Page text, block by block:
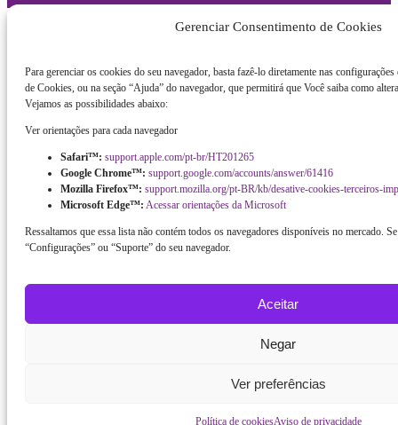
Gerenciar Consentimento de Cookies
Para gerenciar os cookies do seu navegador, basta fazê-lo diretamente nas configurações
de Cookies, ou na seção “Ajuda” do navegador, que permitirá que Você saiba como
Vejamos as possibilidades abaixo:
Ver orientações para cada navegador
Safari™: support.apple.com/pt-br/HT201265
Google Chrome™: support.google.com/accounts/answer/61416
Mozilla Firefox™: support.mozilla.org/pt-BR/kb/desative-cookies-terceiros-
Microsoft Edge™: Acessar orientações da Microsoft
Ressaltamos que essa lista não contém todos os navegadores disponíveis no mercado.
“Configurações” ou “Suporte” do seu navegador.
Aceitar
Negar
Ver preferências
Política de cookiesAviso de privacidade